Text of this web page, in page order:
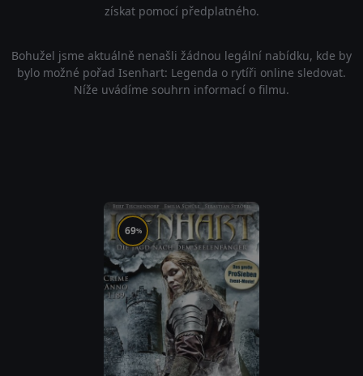
získat pomocí předplatného.
Bohužel jsme aktuálně nenašli žádnou legální nabídku, kde by
bylo možné pořad Isenhart: Legenda o rytíři online sledovat.
Níže uvádíme souhrn informací o filmu.
69%